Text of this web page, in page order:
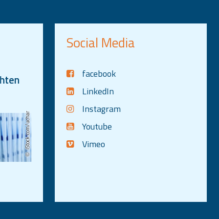
iStock.com/uchar
Social Media
facebook
LinkedIn
Instagram
Youtube
Vimeo